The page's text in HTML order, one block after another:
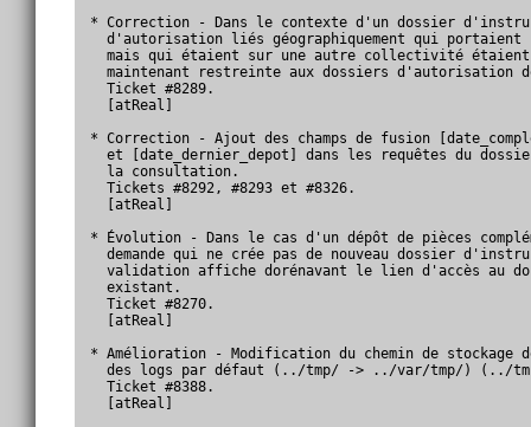
* Correction - Dans le contexte d'un dossier
d'autorisation liés géographiquement qui portaient
mais qui étaient sur une autre collectivité
maintenant restreinte aux dossiers d'autorisation
  Ticket #8289.
  [atReal]
* Correction - Ajout des champs de fusion
et [date_dernier_depot] dans les requêtes du
  la consultation.
  Tickets #8292, #8293 et #8326.
  [atReal]
* Évolution - Dans le cas d'un dépôt de pièces
demande qui ne crée pas de nouveau dossier
validation affiche dorénavant le lien d'accès au
  existant.
  Ticket #8270.
  [atReal]
* Amélioration - Modification du chemin de stockage
des logs par défaut (../tmp/ -> ../var/tmp/) (../
  Ticket #8388.
  [atReal]